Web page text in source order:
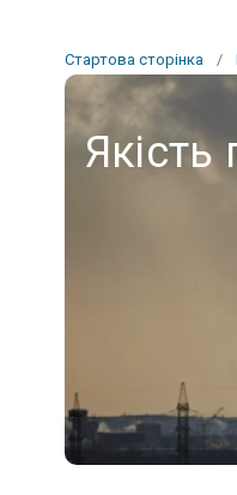
Стартова сторінка /
Якість